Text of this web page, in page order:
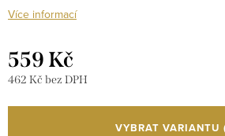
Více informací
559 Kč
462 Kč bez DPH
cena:
VYBRAT VARIANTU